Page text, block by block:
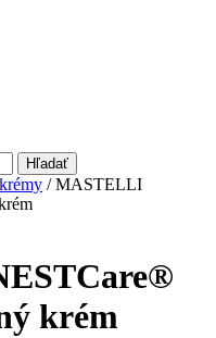
/ MASTELLI
krém